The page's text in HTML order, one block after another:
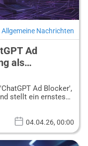
Allgemeine Nachrichten
Ad
als
Ad Blocker',
stellt ein ernstes
04.04.26, 00:00